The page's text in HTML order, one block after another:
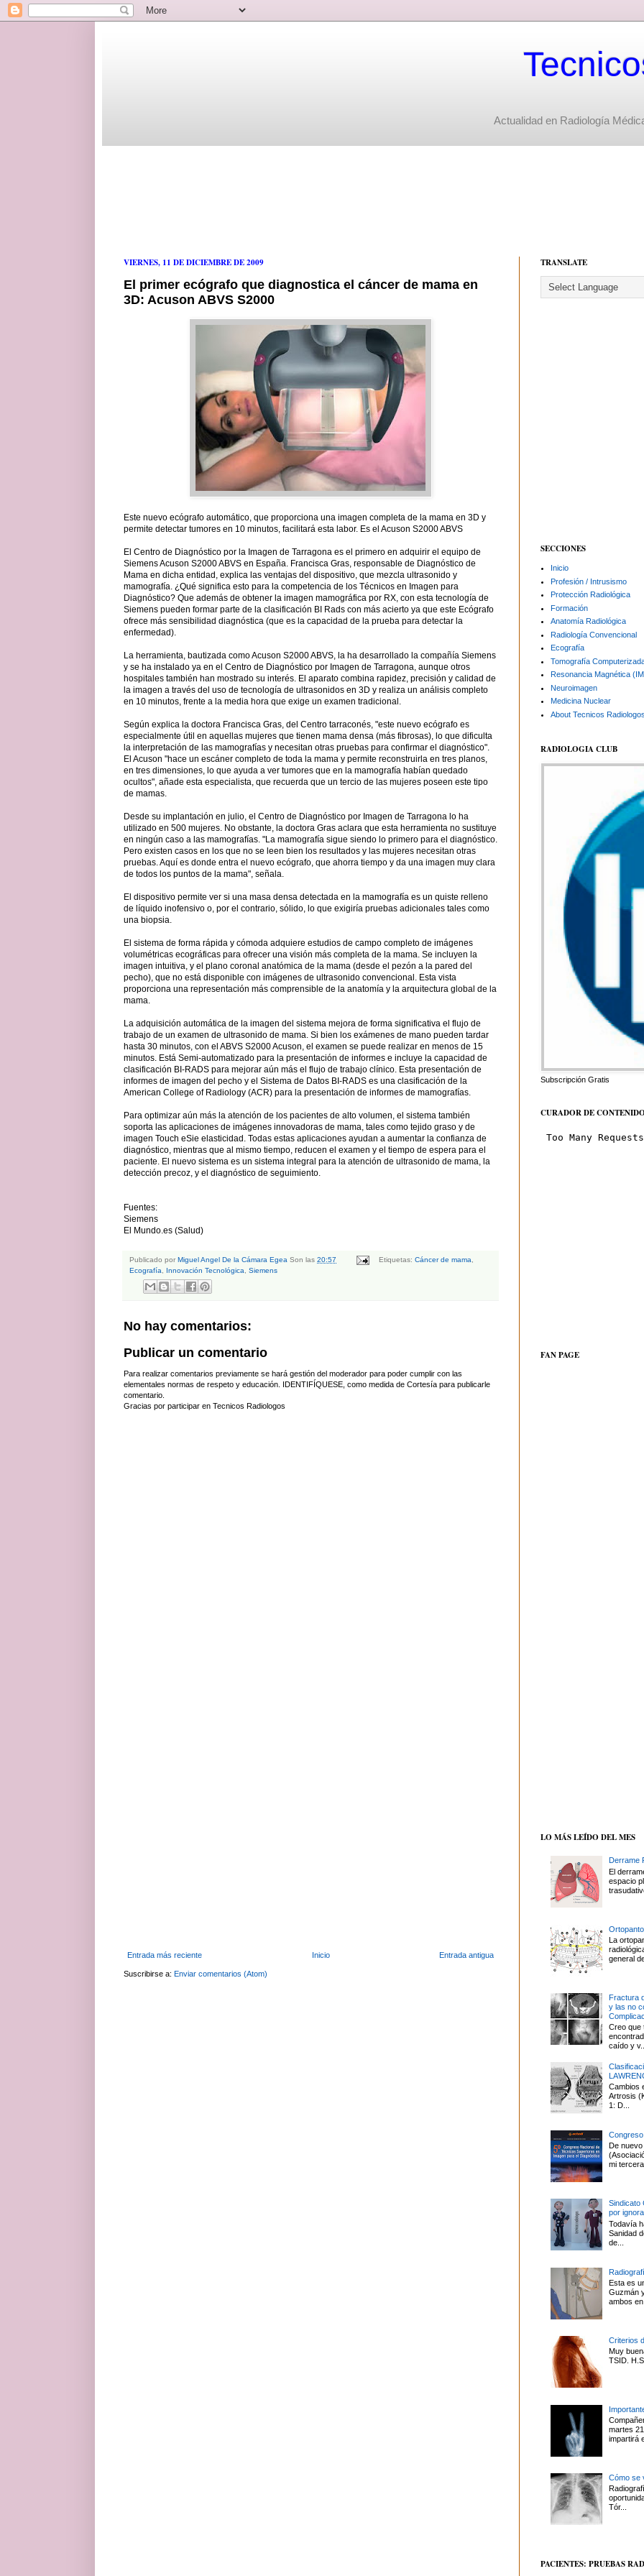
Actualidad en Radiología
VIERNES, 11 DE DICIEMBRE DE 2009
El primer ecógrafo que diagnostica el cáncer de mama en
3D: Acuson ABVS S2000
Este nuevo ecógrafo automático, que proporciona una imagen completa de la mama en 3D y
permite detectar tumores en 10 minutos, facilitará esta labor. Es el Acuson S2000 ABVS
El Centro de Diagnóstico por la Imagen de Tarragona es el primero en adquirir el equipo de
Siemens Acuson S2000 ABVS en España. Francisca Gras, responsable de Diagnóstico de
Mama en dicha entidad, explica las ventajas del dispositivo, que mezcla ultrasonido y
mamografía. ¿Qué significa esto para la competencia de los Técnicos en Imagen para
Diagnóstico? Que además de obtener la imagen mamográfica por RX, con esta tecnología de
Siemens pueden formar parte de la clasificación BI Rads con más acierto ya que este Ecógrafo
ofrece más sensibilidad diagnóstica (que es la capacidad de la prueba para detectar la
enfermedad).
La herramienta, bautizada como Acuson S2000 ABVS, la ha desarrollado la compañía Siemens
y se ha instalado ya en el Centro de Diagnóstico por Imagen de Tarragona, aunque otros
hospitales también han mostrado su interés. El aparato combina rapidez, precisión y calidad de
la imagen a través del uso de tecnología de ultrasonidos en 3D y realiza un análisis completo
en 10 minutos, frente a la media hora que exige un examen tradicional.
Según explica la doctora Francisca Gras, del Centro tarraconés, "este nuevo ecógrafo es
especialmente útil en aquellas mujeres que tienen mama densa (más fibrosas), lo que dificulta
la interpretación de las mamografías y necesitan otras pruebas para confirmar el diagnóstico".
El Acuson "hace un escáner completo de toda la mama y permite reconstruirla en tres planos,
en tres dimensiones, lo que ayuda a ver tumores que en la mamografía habían quedado
ocultos", añade esta especialista, que recuerda que un tercio de las mujeres poseen este tipo
de mamas.
Desde su implantación en julio, el Centro de Diagnóstico por Imagen de Tarragona lo ha
utilizado en 500 mujeres. No obstante, la doctora Gras aclara que esta herramienta no sustituye
en ningún caso a las mamografías. "La mamografía sigue siendo lo primero para el diagnóstico.
Pero existen casos en los que no se leen bien los resultados y las mujeres necesitan otras
pruebas. Aquí es donde entra el nuevo ecógrafo, que ahorra tiempo y da una imagen muy clara
de todos los puntos de la mama", señala.
El dispositivo permite ver si una masa densa detectada en la mamografía es un quiste relleno
de líquido inofensivo o, por el contrario, sólido, lo que exigiría pruebas adicionales tales como
una biopsia.
El sistema de forma rápida y cómoda adquiere estudios de campo completo de imágenes
volumétricas ecográficas para ofrecer una visión más completa de la mama. Se incluyen la
imagen intuitiva, y el plano coronal anatómica de la mama (desde el pezón a la pared del
pecho), que no está disponible con imágenes de ultrasonido convencional. Esta vista
proporciona una representación más comprensible de la anatomía y la arquitectura global de la
mama.
La adquisición automática de la imagen del sistema mejora de forma significativa el flujo de
trabajo de un examen de ultrasonido de mama. Si bien los exámenes de mano pueden tardar
hasta 30 minutos, con el ABVS S2000 Acuson, el examen se puede realizar en menos de 15
minutos. Está Semi-automatizado para la presentación de informes e incluye la capacidad de
clasificación BI-RADS para mejorar aún más el flujo de trabajo clínico. Esta presentación de
informes de imagen del pecho y el Sistema de Datos BI-RADS es una clasificación de la
American College of Radiology (ACR) para la presentación de informes de mamografías.
Para optimizar aún más la atención de los pacientes de alto volumen, el sistema también
soporta las aplicaciones de imágenes innovadoras de mama, tales como tejido graso y de
imagen Touch eSie elasticidad. Todas estas aplicaciones ayudan a aumentar la confianza de
diagnóstico, mientras que al mismo tiempo, reducen el examen y el tiempo de espera para el
paciente. El nuevo sistema es un sistema integral para la atención de ultrasonido de mama, la
detección precoz, y el diagnóstico de seguimiento.
Fuentes:
Siemens
El Mundo.es (Salud)
Publicado por Miguel Angel De la Cámara Egea Son las 20:57 Etiquetas: Cáncer de mama
Ecografía
Innovación Tecnológica Siemens
No hay comentarios:
Publicar un comentario
Para realizar comentarios previamente se hará gestión del moderador para poder cumplir con las
elementales normas de respeto y educación. IDENTIFÍQUESE, como medida de Cortesía para publicarle
comentario.
Gracias por participar en Tecnicos Radiologos
Entrada más reciente Entrada antigua
Inicio
Suscribirse a: Enviar comentarios (Atom)
TRANSLATE
SECCIONES
Inicio
Profesión / Intrusismo
Protección Radiológica
Formación
Anatomía Radiológica
Radiología Convencional
Ecografía
Tomografía
Resonancia Magnética
Neuroimagen
Medicina Nuclear
About Tecnicos
RADIOLOGIA CLUB
Subscripción Gratis
CURADOR DE
FAN PAGE
LO MÁS LEÍDO DEL MES
Derrame
El
espacio
La
general
Fractura
y las no
Creo que
caído y
Cambios
Artrosis
1: D...
De
mi
Sindicato
por
Todavía
Sanidad
de...
Esta es
Guzmán
ambos
Criterios
Muy
TSID.
martes
impartirá
Cómo se
Tór...
PACIENTES: PRUEBAS